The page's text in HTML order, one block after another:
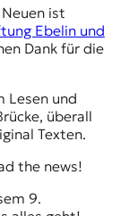
ist
Ebelin und
Dank für die
Lesen und
überall
Texten.
the news!
9.